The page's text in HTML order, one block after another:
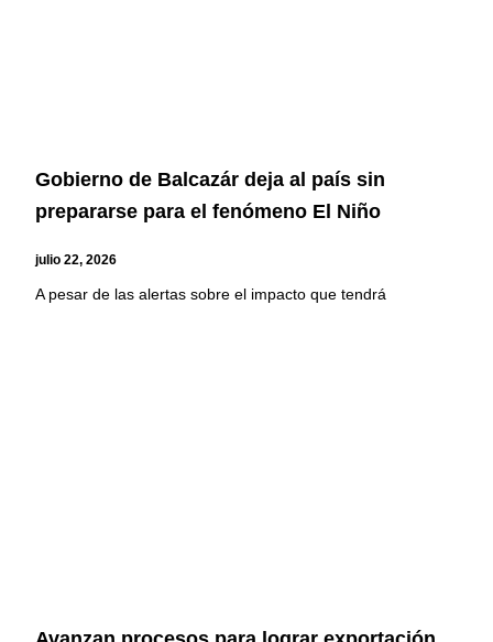
Gobierno de Balcazár deja al país sin
prepararse para el fenómeno El Niño
julio 22, 2026
A pesar de las alertas sobre el impacto que tendrá